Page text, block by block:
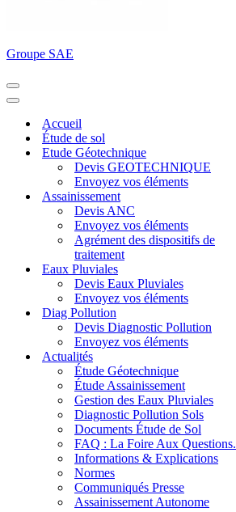
Groupe SAE
Menu
de
Menu
navigationAccueil
Étude de sol
Etude Géotechnique
Devis GEOTECHNIQUE
Envoyez vos éléments
Assainissement
Devis ANC
Envoyez vos éléments
Agrément des dispositifs de
traitement
Eaux Pluviales
Devis Eaux Pluviales
Envoyez vos éléments
Diag Pollution
Devis Diagnostic Pollution
Envoyez vos éléments
Actualités
Étude Géotechnique
Étude Assainissement
Gestion des Eaux Pluviales
Diagnostic Pollution Sols
Documents Étude de Sol
FAQ : La Foire Aux Questions.
Informations & Explications
Normes
Communiqués Presse
Assainissement Autonome